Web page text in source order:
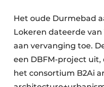
Het oude Durmebad
Lokeren dateerde van
aan vervanging toe.
een DBFM-project
het consortium B2Ai